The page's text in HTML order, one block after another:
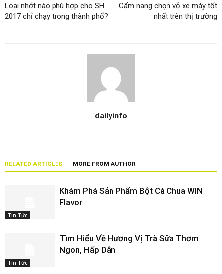
Loại nhớt nào phù hợp cho SH
2017 chỉ chạy trong thành phố?
Cẩm nang chọn vỏ xe máy tốt
nhất trên thị trường
dailyinfo
RELATED ARTICLES MORE FROM AUTHOR
Tin Tức
Khám Phá Sản Phẩm Bột Cà Chua WIN
Flavor
Tin Tức
Tìm Hiểu Về Hương Vị Trà Sữa Thơm
Ngon, Hấp Dẫn